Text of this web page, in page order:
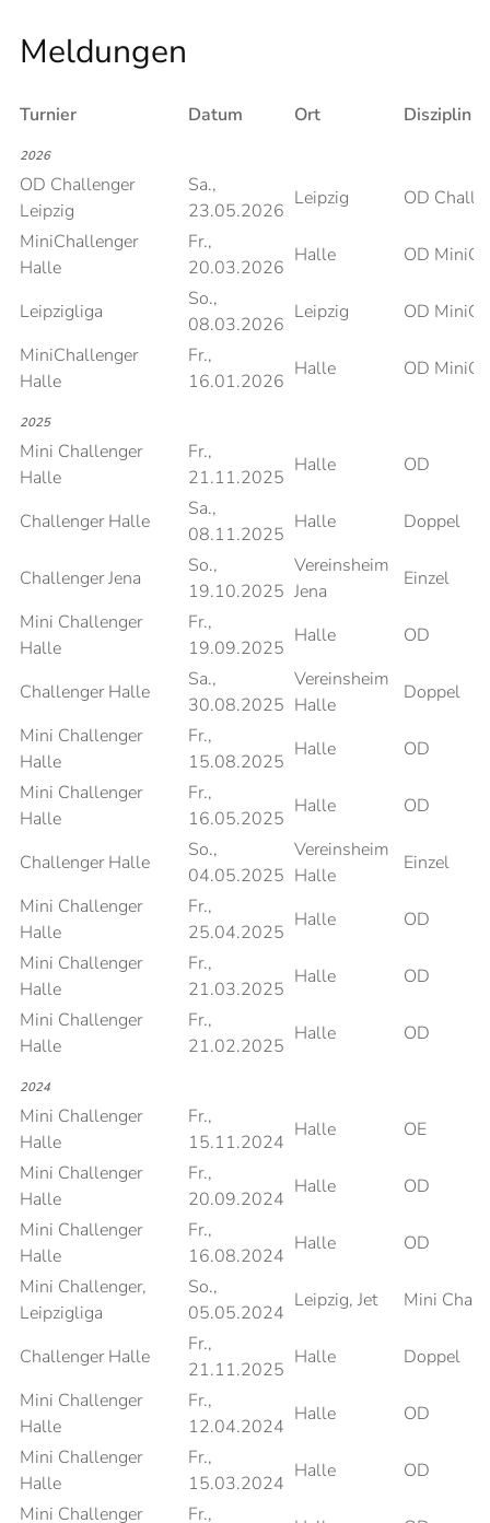
Meldungen
Turnier Datum Ort Disziplin
2026
OD Challenger
Leipzig
Sa.,
23.05.2026
Leipzig
OD
MiniChallenger
Halle
Fr.,
20.03.2026
Halle OD
Leipzigliga
So.,
08.03.2026
Leipzig
OD
MiniChallenger
Halle
Fr.,
16.01.2026
Halle OD
2025
Mini Challenger
Halle
Fr.,
21.11.2025
Halle OD
Challenger Halle
Sa.,
08.11.2025
Halle Doppel
Challenger Jena
So.,
19.10.2025
Vereinsheim
Jena
Einzel
Mini Challenger
Halle
Fr.,
19.09.2025
Halle OD
Challenger Halle
Sa.,
30.08.2025
Vereinsheim
Halle
Doppel
Mini Challenger
Halle
Fr.,
15.08.2025
Halle
OD
Mini Challenger
Halle
Fr.,
16.05.2025
Halle OD
Challenger Halle
So.,
04.05.2025
Vereinsheim
Halle
Einzel
Mini Challenger
Halle
Fr.,
25.04.2025
Halle
OD
Mini Challenger
Halle
Fr.,
21.03.2025
Halle
OD
Mini Challenger
Halle
Fr.,
21.02.2025
Halle OD
2024
Mini Challenger
Halle
Fr.,
15.11.2024
Halle
OE
Mini Challenger
Halle
Fr.,
20.09.2024
Halle
OD
Mini Challenger
Halle
Fr.,
16.08.2024
Halle
OD
Mini Challenger,
Leipzigliga
So.,
05.05.2024
Leipzig, Jet Mini
Challenger Halle
Fr.,
21.11.2025
Halle
Doppel
Mini Challenger
Halle
Fr.,
12.04.2024
Halle
OD
Mini Challenger
Halle
Fr.,
15.03.2024
Halle
OD
Mini Challenger
Fr.,